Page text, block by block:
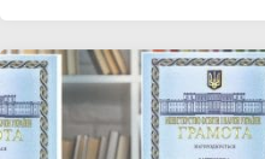
відкриту
лекцію